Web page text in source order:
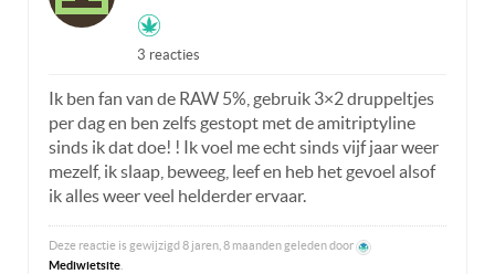
3 reacties
Ik ben fan van de RAW 5%, gebruik 3×2 druppeltjes
per dag en ben zelfs gestopt met de amitriptyline
sinds ik dat doe! ! Ik voel me echt sinds vijf jaar weer
mezelf, ik slaap, beweeg, leef en heb het gevoel alsof
ik alles weer veel helderder ervaar.
Deze reactie is gewijzigd 8 jaren, 8 maanden geleden door
Mediwietsite.